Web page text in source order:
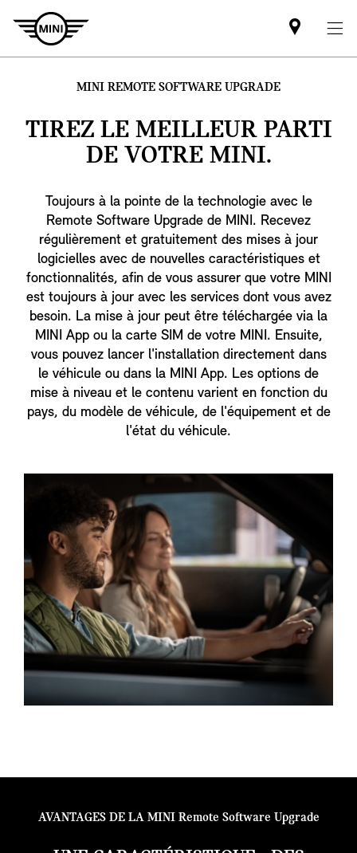
Mini
dealer
MINI REMOTE SOFTWARE UPGRADE
TIREZ LE MEILLEUR PARTI
DE VOTRE MINI.
Toujours à la pointe de la technologie avec le
Remote Software Upgrade de MINI. Recevez
régulièrement et gratuitement des mises à jour
logicielles avec de nouvelles caractéristiques et
fonctionnalités, afin de vous assurer que votre MINI
est toujours à jour avec les services dont vous avez
besoin. La mise à jour peut être téléchargée via la
MINI App ou la carte SIM de votre MINI. Ensuite,
vous pouvez lancer l'installation directement dans
le véhicule ou dans la MINI App. Les options de
mise à niveau et le contenu varient en fonction du
pays, du modèle de véhicule, de l'équipement et de
l'état du véhicule.
AVANTAGES DE LA MINI Remote Software Upgrade